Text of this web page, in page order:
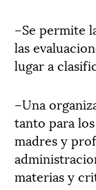
–Se permite
las
lugar a
–Una
tanto para
madres y
materias y